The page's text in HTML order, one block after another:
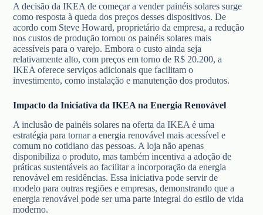
A decisão da IKEA de começar a vender painéis solares surge
como resposta à queda dos preços desses dispositivos. De
acordo com Steve Howard, proprietário da empresa, a redução
nos custos de produção tornou os painéis solares mais
acessíveis para o varejo. Embora o custo ainda seja
relativamente alto, com preços em torno de R$ 20.200, a
IKEA oferece serviços adicionais que facilitam o
investimento, como instalação e manutenção dos produtos.
Impacto da Iniciativa da IKEA na Energia Renovável
A inclusão de painéis solares na oferta da IKEA é uma
estratégia para tornar a energia renovável mais acessível e
comum no cotidiano das pessoas. A loja não apenas
disponibiliza o produto, mas também incentiva a adoção de
práticas sustentáveis ao facilitar a incorporação da energia
renovável em residências. Essa iniciativa pode servir de
modelo para outras regiões e empresas, demonstrando que a
energia renovável pode ser uma parte integral do estilo de vida
moderno.